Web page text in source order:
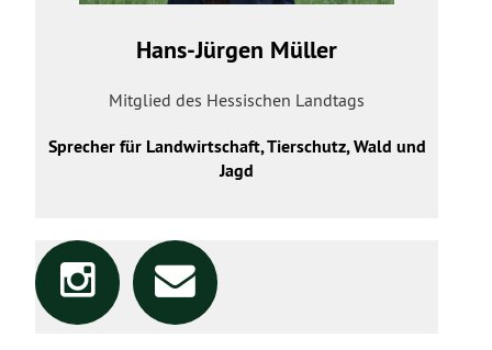
Hans-Jürgen Müller
Mitglied des Hessischen Landtags
Sprecher für Landwirtschaft, Tierschutz, Wald und
Jagd